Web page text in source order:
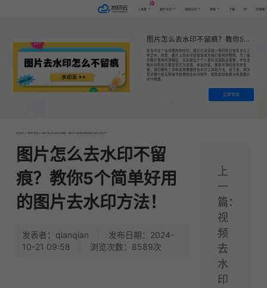
工具集 图片水印 视频水印 教程 下载 VIP 代理推
图片怎么去水印不留痕？教你5个简单好用的图片去水印方法！
在当今这个信息爆炸的时代，图片已深深融入我们的日常生活与工
作之中，然而，图片上的水印却常常成为我们使用的障碍。为了提
升图片使用的流畅度，无论是出于个人爱好还是职业需要，学会去
除水印的技巧都显得尤为关键。幸运的是，随着市场和技术的发
展，我们拥有了多种高效便捷的去水印工具和方法。接下来，将为
您详细介绍五款操作简便的去水印软件​，帮助您轻松解决各类图片
水印难题。
立即体验
首页 > 教程|专题 > 图片怎么去水印不留痕？教你5个简单好用的图片去水印方法！
图片怎么去水印不留
痕？教你5个简单好用
的图片去水印方法！
发表者：qianqian
发布日期：2024-
10-21 09:58
浏览次数：8589次
上
一
篇：
视
频
去
水
印